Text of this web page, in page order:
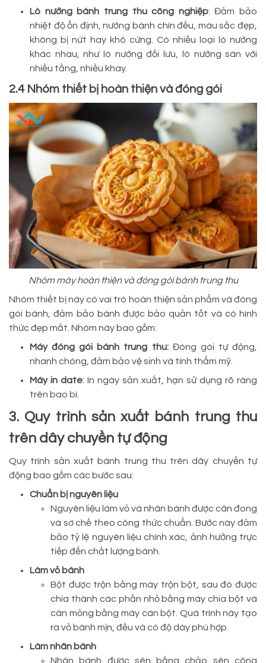
Lò nướng bánh trung thu công nghiệp: Đảm bảo
nhiệt độ ổn định, nướng bánh chín đều, màu sắc đẹp,
không bị nứt hay khô cứng. Có nhiều loại lò nướng
khác nhau, như lò nướng đối lưu, lò nướng sàn với
nhiều tầng, nhiều khay.
2.4 Nhóm thiết bị hoàn thiện và đóng gói
Nhóm máy hoàn thiện và đóng gói bánh trung thu
Nhóm thiết bị này có vai trò hoàn thiện sản phẩm và đóng
gói bánh, đảm bảo bánh được bảo quản tốt và có hình
thức đẹp mắt. Nhóm này bao gồm:
Máy đóng gói bánh trung thu:Đóng gói tự động,
nhanh chóng, đảm bảo vệ sinh và tính thẩm mỹ.
Máy in date: In ngày sản xuất, hạn sử dụng rõ ràng
trên bao bì.
3. Quy trình sản xuất bánh trung thu
trên dây chuyền tự động
Quy trình sản xuất bánh trung thu trên dây chuyền tự
động bao gồm các bước sau:
Chuẩn bị nguyên liệu
Nguyên liệu làm vỏ và nhân bánh được cân đong
và sơ chế theo công thức chuẩn. Bước này đảm
bảo tỷ lệ nguyên liệu chính xác, ảnh hưởng trực
tiếp đến chất lượng bánh.
Làm vỏ bánh
Bột được trộn bằng máy trộn bột, sau đó được
chia thành các phần nhỏ bằng máy chia bột và
cán mỏng bằng máy cán bột. Quá trình này tạo
ra vỏ bánh mịn, đều và có độ dày phù hợp.
Làm nhân bánh
Nhân bánh được sên bằng chảo sên công